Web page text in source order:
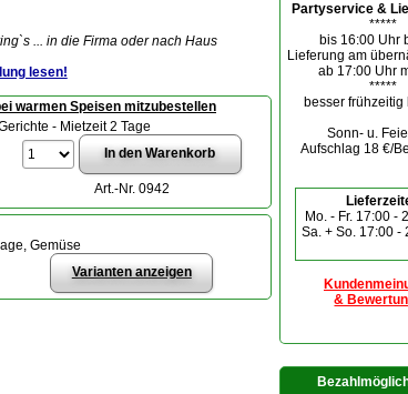
... in die Firma oder nach Haus
lesen!
warmen Speisen mitzubestellen
- Mietzeit 2 Tage
Art.-Nr. 0942
Gemüse
Varianten anzeigen
Partyservice &
*****
bis 16:00 Uhr
Lieferung am
ab 17:00 Uhr
*****
besser frühzeitig
Sonn- u.
Aufschlag 18 €/
Mo. - Fr. 17:00 -
Sa. + So. 17:00 -
&